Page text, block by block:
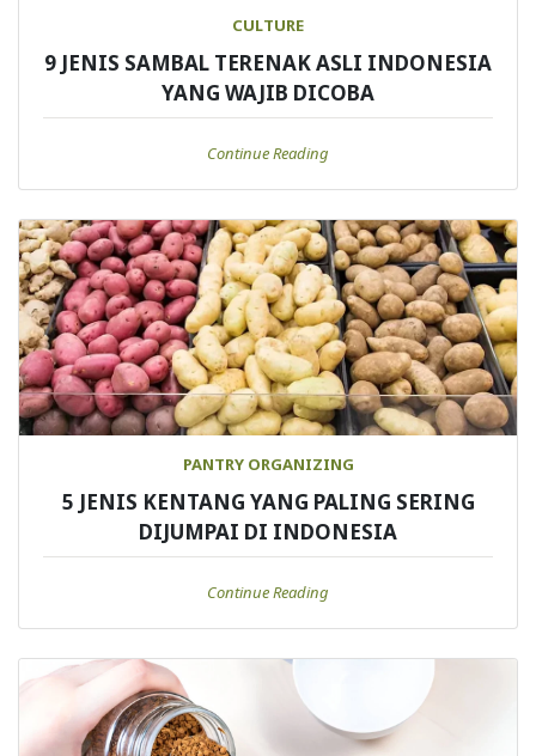
CULTURE
9 JENIS SAMBAL TERENAK ASLI INDONESIA
YANG WAJIB DICOBA
Continue Reading
PANTRY ORGANIZING
5 JENIS KENTANG YANG PALING SERING
DIJUMPAI DI INDONESIA
Continue Reading